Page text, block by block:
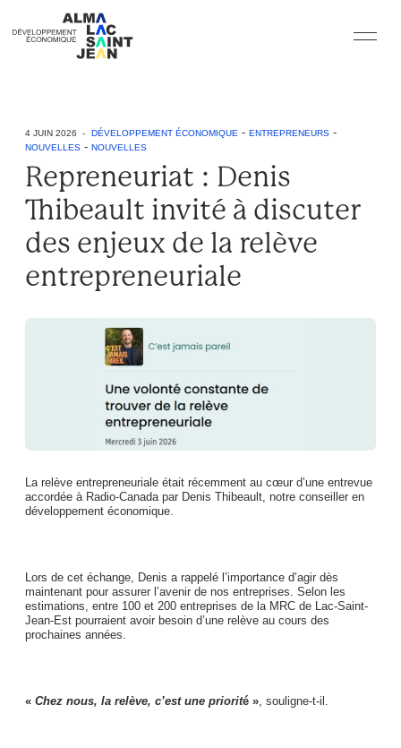
4 JUIN 2026 - DÉVELOPPEMENT ÉCONOMIQUE - ENTREPRENEURS -
NOUVELLES - NOUVELLES
Repreneuriat : Denis
Thibeault invité à discuter
des enjeux de la relève
entrepreneuriale
La relève entrepreneuriale était récemment au cœur d’une entrevue
accordée à Radio-Canada par Denis Thibeault, notre conseiller en
développement économique.
Lors de cet échange, Denis a rappelé l’importance d’agir dès
maintenant pour assurer l’avenir de nos entreprises. Selon les
estimations, entre 100 et 200 entreprises de la MRC de Lac-Saint-
Jean-Est pourraient avoir besoin d’une relève au cours des
prochaines années.
« Chez nous, la relève, c’est une priorité », souligne-t-il.